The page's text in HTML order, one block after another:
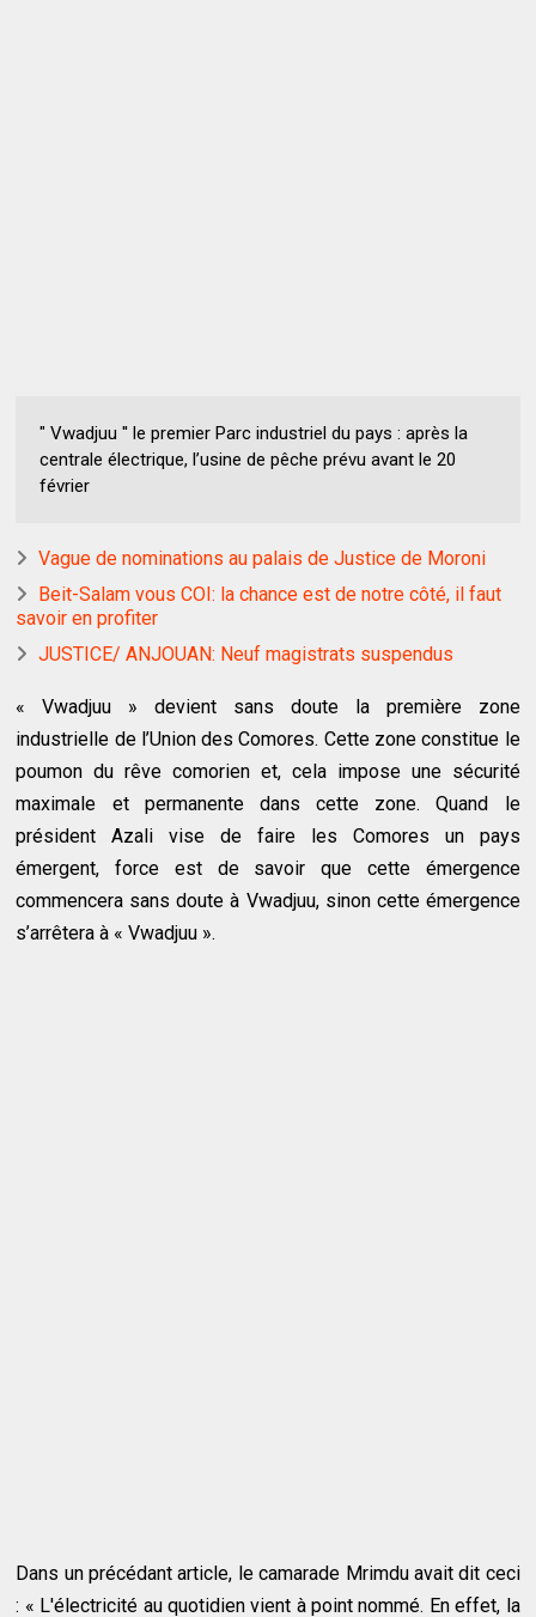
" Vwadjuu '' le premier Parc industriel du pays : après la
centrale électrique, l’usine de pêche prévu avant le 20
février
Vague de nominations au palais de Justice de Moroni
Beit-Salam vous COI: la chance est de notre côté, il faut
savoir en profiter
JUSTICE/ ANJOUAN: Neuf magistrats suspendus
« Vwadjuu » devient sans doute la première zone
industrielle de l’Union des Comores. Cette zone constitue le
poumon du rêve comorien et, cela impose une sécurité
maximale et permanente dans cette zone. Quand le
président Azali vise de faire les Comores un pays
émergent, force est de savoir que cette émergence
commencera sans doute à Vwadjuu, sinon cette émergence
s’arrêtera à « Vwadjuu ».
Dans un précédant article, le camarade Mrimdu avait dit ceci
: « L'électricité au quotidien vient à point nommé. En effet, la